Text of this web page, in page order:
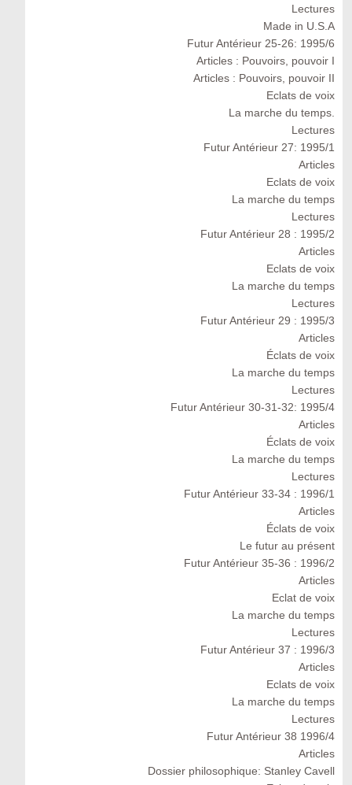
Lectures
Made in U.S.A
Futur Antérieur 25-26: 1995/6
Articles : Pouvoirs, pouvoir I
Articles : Pouvoirs, pouvoir II
Eclats de voix
La marche du temps.
Lectures
Futur Antérieur 27: 1995/1
Articles
Eclats de voix
La marche du temps
Lectures
Futur Antérieur 28 : 1995/2
Articles
Eclats de voix
La marche du temps
Lectures
Futur Antérieur 29 : 1995/3
Articles
Éclats de voix
La marche du temps
Lectures
Futur Antérieur 30-31-32: 1995/4
Articles
Éclats de voix
La marche du temps
Lectures
Futur Antérieur 33-34 : 1996/1
Articles
Éclats de voix
Le futur au présent
Futur Antérieur 35-36 : 1996/2
Articles
Eclat de voix
La marche du temps
Lectures
Futur Antérieur 37 : 1996/3
Articles
Eclats de voix
La marche du temps
Lectures
Futur Antérieur 38 1996/4
Articles
Dossier philosophique: Stanley Cavell